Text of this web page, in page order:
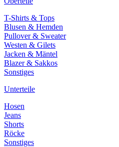
T-Shirts & Tops
Blusen & Hemden
Pullover & Sweater
Westen & Gilets
Jacken & Mäntel
Blazer & Sakkos
Sonstiges
Unterteile
Hosen
Jeans
Shorts
Röcke
Sonstiges